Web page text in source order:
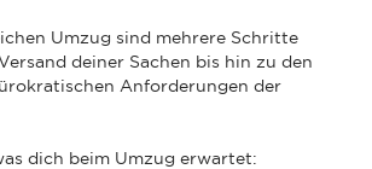
Umzug sind mehrere Schritte
deiner Sachen bis hin zu den
Anforderungen der
dich beim Umzug erwartet: